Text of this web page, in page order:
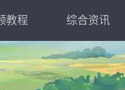
教程 综合资讯